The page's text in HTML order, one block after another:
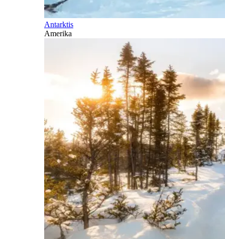
Antarktis
Amerika